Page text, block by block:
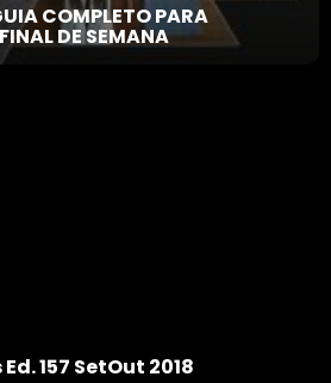
COMPLETO PARA
DE SEMANA
157 SetOut 2018